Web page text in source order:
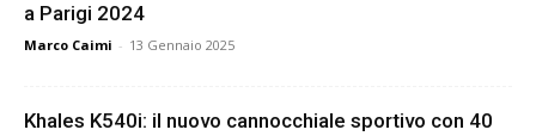
a Parigi 2024
Marco Caimi - 13 Gennaio 2025
Khales K540i: il nuovo cannocchiale sportivo con 40